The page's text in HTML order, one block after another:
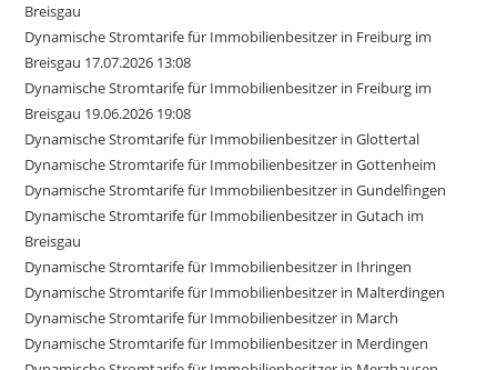
Breisgau
Dynamische Stromtarife für Immobilienbesitzer in Freiburg im
Breisgau 17.07.2026 13:08
Dynamische Stromtarife für Immobilienbesitzer in Freiburg im
Breisgau 19.06.2026 19:08
Dynamische Stromtarife für Immobilienbesitzer in Glottertal
Dynamische Stromtarife für Immobilienbesitzer in Gottenheim
Dynamische Stromtarife für Immobilienbesitzer in Gundelfingen
Dynamische Stromtarife für Immobilienbesitzer in Gutach im
Breisgau
Dynamische Stromtarife für Immobilienbesitzer in Ihringen
Dynamische Stromtarife für Immobilienbesitzer in Malterdingen
Dynamische Stromtarife für Immobilienbesitzer in March
Dynamische Stromtarife für Immobilienbesitzer in Merdingen